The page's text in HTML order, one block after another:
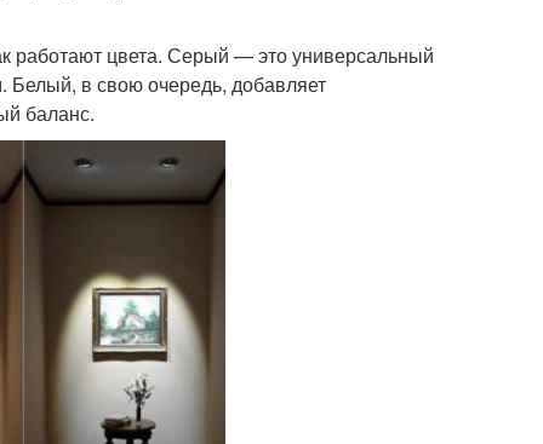
работают цвета. Серый — это универсальный
Белый, в свою очередь, добавляет
баланс.